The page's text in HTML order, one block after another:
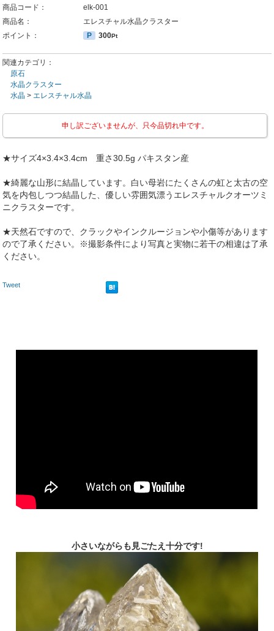
商品コード：
elk-001
商品名：
エレスチャル水晶クラスター
ポイント：
P 300Pt
関連カテゴリ：
原石
水晶クラスター
水晶> エレスチャル水晶
申し訳ございませんが、只今品切れ中です。
★サイズ4×3.4×3.4cm 重さ30.5g パキスタン産
★綺麗な山形に結晶しています。白い母岩にたくさんの虹と太古の空
気を内包しつつ結晶した、優しい雰囲気漂うエレスチャルクオーツミ
ニクラスターです。
★天然石ですので、クラックやインクルージョンや小傷等があります
ので了承ください。※撮影条件により写真と実物に若干の相違は了承
ください。
Tweet
小さいながらも見ごたえ十分です!